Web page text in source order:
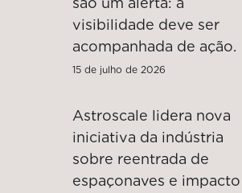
visibilidade deve ser
acompanhada de ação.
15 de julho de 2026
Astroscale lidera nova
iniciativa da indústria
sobre reentrada de
espaçonaves e impacto